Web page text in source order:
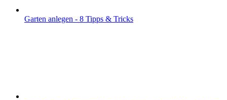
Garten anlegen - 8 Tipps & Tricks